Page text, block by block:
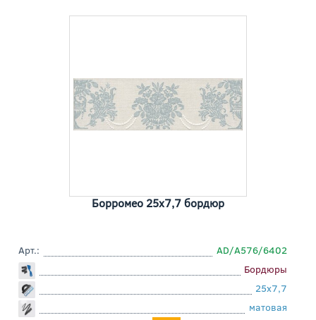
Борромео 25x7,7 бордюр
Арт.:
AD/A576/6402
Бордюры
25x7,7
матовая